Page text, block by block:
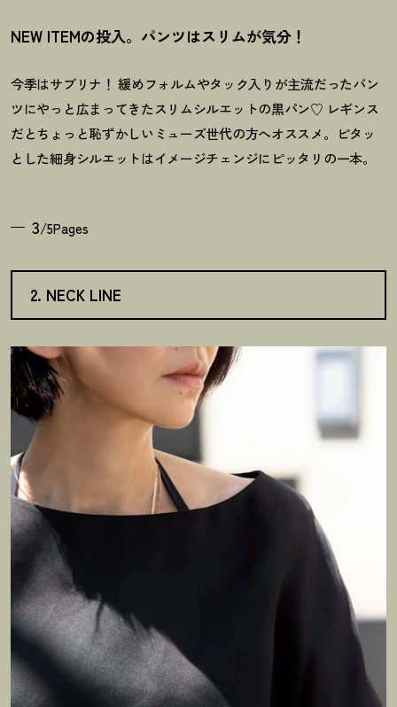
NEW ITEMの投入。パンツはスリムが気分 ！
今季はサブリナ ！ 緩めフォルムやタック入りが主流だったパン
ツにやっと広まってきたスリムシルエットの黒パン♡ レギンス
だとちょっと恥ずかしいミューズ世代の方へオススメ。ピタッ
とした細身シルエットはイメージチェンジにピッタリの一本。
3/5Pages
2. NECK LINE